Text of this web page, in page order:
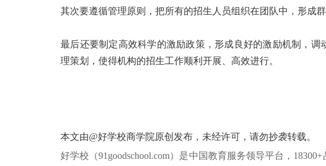
其次要遵循管理原则，把所有的招生人员组织在团队中，形成
最后还要制定高效科学的激励政策，形成良好的激励机制，
理策划，使得机构的招生工作顺利开展、高效进行。
本文由@好学校商学院原创发布，未经许可，请勿抄袭转载。
好学校（91goodschool.com）是中国教育服务领导平台，